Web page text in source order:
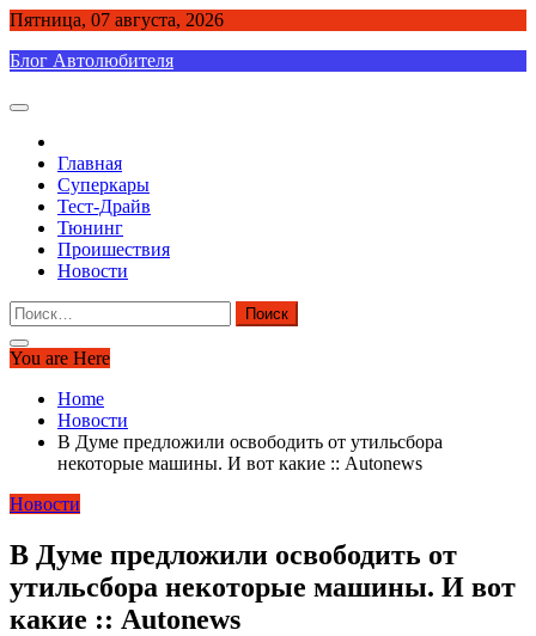
Skip
content
Пятница, 07 августа, 2026
Блог Автолюбителя
Главная
Суперкары
Тест-Драйв
Тюнинг
Проишествия
Новости
Найти:
You are Here
Home
Новости
В Думе предложили освободить от утильсбора
некоторые машины. И вот какие :: Autonews
Новости
В Думе предложили освободить от
утильсбора некоторые машины. И вот
какие :: Autonews